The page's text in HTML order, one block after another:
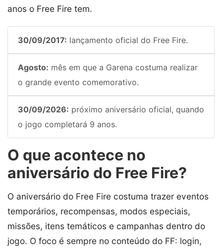
anos o Free Fire tem.
30/09/2017: lançamento oficial do Free Fire.
Agosto: mês em que a Garena costuma realizar
o grande evento comemorativo.
30/09/2026: próximo aniversário oficial, quando
o jogo completará 9 anos.
O que acontece no
aniversário do Free Fire?
O aniversário do Free Fire costuma trazer eventos
temporários, recompensas, modos especiais,
missões, itens temáticos e campanhas dentro do
jogo. O foco é sempre no conteúdo do FF: login,